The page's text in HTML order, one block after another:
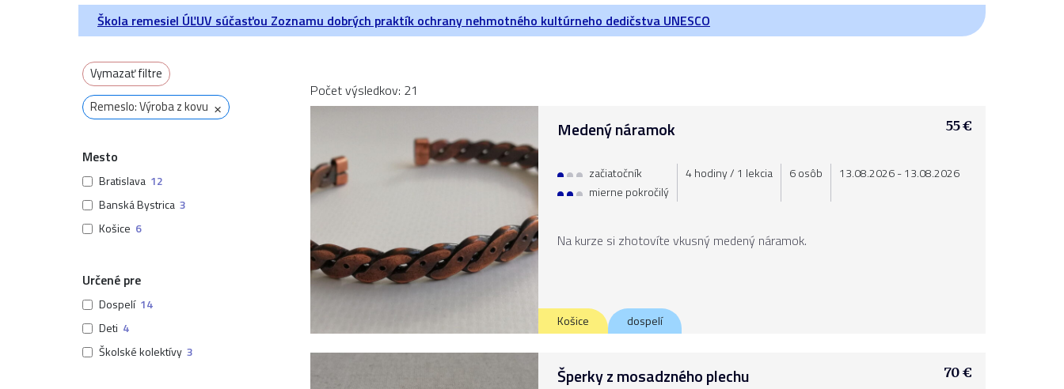
Škola remesiel ÚĽUV súčasťou Zoznamu dobrých praktík ochrany nehmotného kultúrneho dedičstva UNESCO
Vymazať filtre
Remeslo: Výroba z kovu ×
Mesto
Bratislava 12
Banská Bystrica 3
Košice 6
Určené pre
Dospelí 14
Deti 4
Školské kolektívy 3
Počet výsledkov: 21
Medený náramok 55 €
začiatočník
mierne pokročilý
4 hodiny / 1 lekcia 6 osôb 13.08.2026 - 13.08.2026
Košice dospelí
Na kurze si zhotovíte vkusný medený náramok.
Šperky z mosadzného plechu 70 €